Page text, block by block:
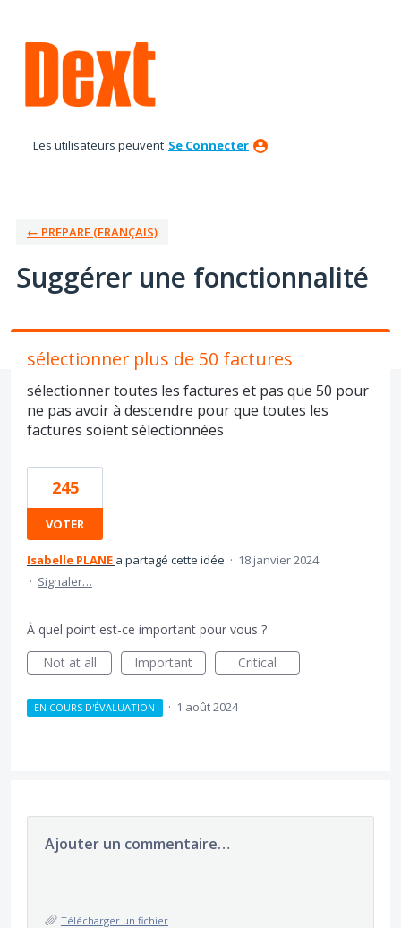
au
contenu
Les utilisateurs peuvent Se Connecter
← PREPARE (FRANÇAIS)
Suggérer une fonctionnalité
sélectionner plus de 50 factures
sélectionner toutes les factures et pas que 50 pour
ne pas avoir à descendre pour que toutes les
factures soient sélectionnées
245
VOTER
Isabelle PLANE a partagé cette idée · 18 janvier 2024
· Signaler…
À quel point est-ce important pour vous ?
Not at all
Important Critical
EN COURS D'ÉVALUATION · 1 août 2024
Ajouter un commentaire…
Télécharger un fichier